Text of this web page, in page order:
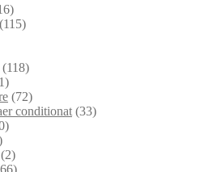
(115)
(118)
(72)
conditionat (33)
(2)